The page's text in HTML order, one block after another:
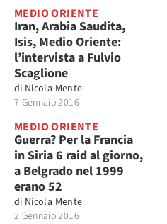
MEDIO ORIENTE
Iran, Arabia Saudita,
Isis, Medio Oriente:
l’intervista a Fulvio
Scaglione
di Nicola Mente
7 Gennaio 2016
MEDIO ORIENTE
Guerra? Per la Francia
in Siria 6 raid al giorno,
a Belgrado nel 1999
erano 52
di Nicola Mente
2 Gennaio 2016